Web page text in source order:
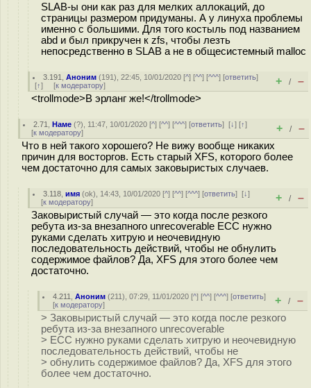
SLAB-ы они как раз для мелких аллокаций, до
страницы размером придуманы. А у линуха проблемы
именно с большими. Для того костыль под названием
abd и был прикручен к zfs, чтобы лезть
непосредственно в SLAB а не в общесистемный malloc
3.191 ,Аноним (191), 22:45, 10/01/2020 [^] [^^] [^^^] [ответить]
[↑] [к модератору] + / –
<trollmode>В эрланг же!</trollmode>
2.71 ,Наме (?), 11:47, 10/01/2020 [^] [^^] [^^^] [ответить][↓] [↑]
[к модератору] + / –
Что в ней такого хорошего? Не вижу вообще никаких
причин для восторгов. Есть старый XFS, которого более
чем достаточно для самых заковыристых случаев.
3.118 ,имя (ok), 14:43, 10/01/2020 [^] [^^] [^^^] [ответить][↓]
[к модератору] + / –
Заковыристый случай — это когда после резкого
ребута из-за внезапного unrecoverable ECC нужно
руками сделать хитрую и неочевидную
последовательность действий, чтобы не обнулить
содержимое файлов? Да, XFS для этого более чем
достаточно.
4.211 ,Аноним (211), 07:29, 11/01/2020 [^] [^^] [^^^] [ответить]
[к модератору] + / –
> Заковыристый случай — это когда после резкого
ребута из-за внезапного unrecoverable
> ECC нужно руками сделать хитрую и неочевидную
последовательность действий, чтобы не
> обнулить содержимое файлов? Да, XFS для этого
более чем достаточно.